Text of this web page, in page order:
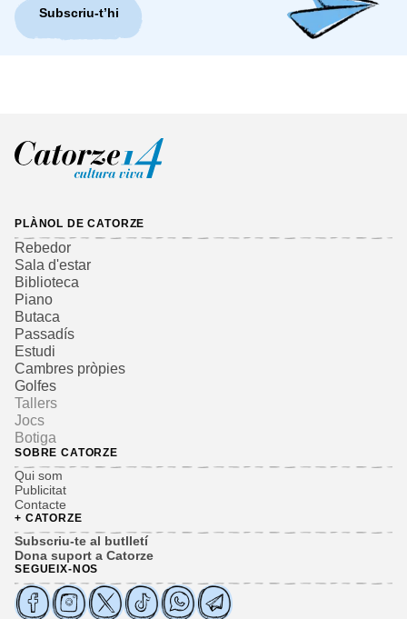
Subscriu-t’hi
PLÀNOL DE CATORZE
Rebedor
Sala d'estar
Biblioteca
Piano
Butaca
Passadís
Estudi
Cambres pròpies
Golfes
Tallers
Jocs
Botiga
SOBRE CATORZE
Qui som
Publicitat
Contacte
+ CATORZE
Subscriu-te al butlletí
Dona suport a Catorze
SEGUEIX-NOS